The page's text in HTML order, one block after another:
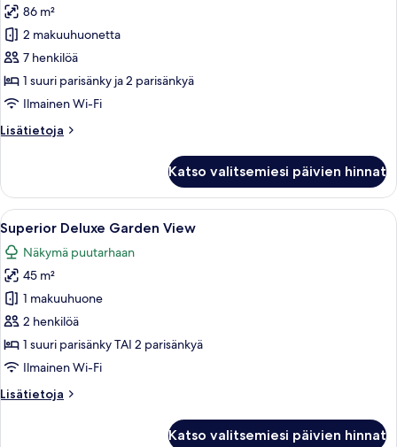
Superior
Two
Bedroom
Suite
Golf
View
86 m²
2 makuuhuonetta
7 henkilöä
1 suuri parisänky ja 2 parisänkyä
Ilmainen Wi-Fi
Lisätietoja
Lisätietoja
Bedroom
Suite
Golf
Course
View
Katso valitsemiesi päivien hinnat
Avaa
kaikki
huonetyypin
Superior
Deluxe
Garden
View
kuvat
Hotellihuone, jossa on sänky,
9
Superior Deluxe Garden View
Näkymä puutarhaan
45 m²
1 makuuhuone
2 henkilöä
1 suuri parisänky TAI 2 parisänkyä
Ilmainen Wi-Fi
Lisätietoja
Lisätietoja
Katso valitsemiesi päivien hinnat